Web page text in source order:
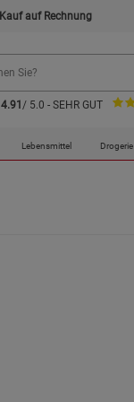
Kauf auf Rechnung
4.91 / 5.0 - SEHR GUT
Lebensmittel Drogerie